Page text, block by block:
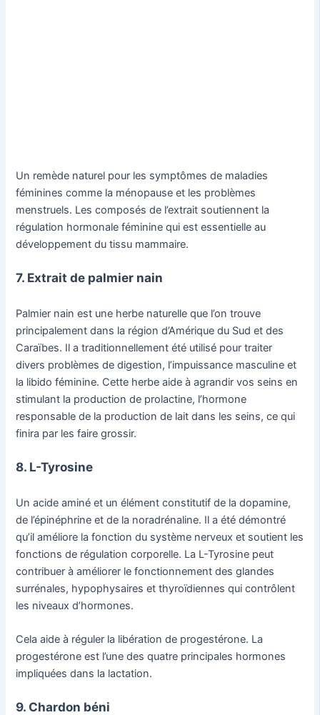
Un remède naturel pour les symptômes de maladies
féminines comme la ménopause et les problèmes
menstruels. Les composés de l’extrait soutiennent la
régulation hormonale féminine qui est essentielle au
développement du tissu mammaire.
7. Extrait de palmier nain
Palmier nain est une herbe naturelle que l’on trouve
principalement dans la région d’Amérique du Sud et des
Caraïbes. Il a traditionnellement été utilisé pour traiter
divers problèmes de digestion, l’impuissance masculine et
la libido féminine. Cette herbe aide à agrandir vos seins en
stimulant la production de prolactine, l’hormone
responsable de la production de lait dans les seins, ce qui
finira par les faire grossir.
8. L-Tyrosine
Un acide aminé et un élément constitutif de la dopamine,
de l’épinéphrine et de la noradrénaline. Il a été démontré
qu’il améliore la fonction du système nerveux et soutient les
fonctions de régulation corporelle. La L-Tyrosine peut
contribuer à améliorer le fonctionnement des glandes
surrénales, hypophysaires et thyroïdiennes qui contrôlent
les niveaux d’hormones.
Cela aide à réguler la libération de progestérone. La
progestérone est l’une des quatre principales hormones
impliquées dans la lactation.
9. Chardon béni